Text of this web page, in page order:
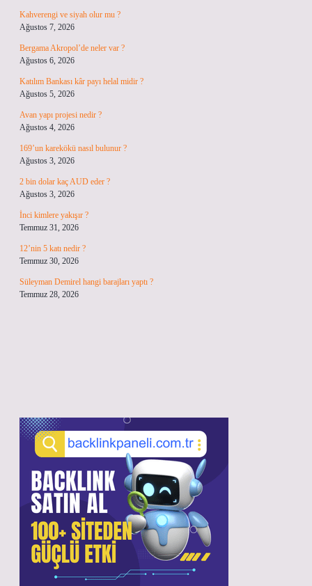
Kahverengi ve siyah olur mu ?
Ağustos 7, 2026
Bergama Akropol’de neler var ?
Ağustos 6, 2026
Katılım Bankası kâr payı helal midir ?
Ağustos 5, 2026
Avan yapı projesi nedir ?
Ağustos 4, 2026
169’un karekökü nasıl bulunur ?
Ağustos 3, 2026
2 bin dolar kaç AUD eder ?
Ağustos 3, 2026
İnci kimlere yakışır ?
Temmuz 31, 2026
12’nin 5 katı nedir ?
Temmuz 30, 2026
Süleyman Demirel hangi barajları yaptı ?
Temmuz 28, 2026